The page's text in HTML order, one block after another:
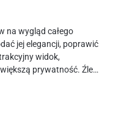
na wygląd całego
jej elegancji, poprawić
widok,
prywatność. Źle…